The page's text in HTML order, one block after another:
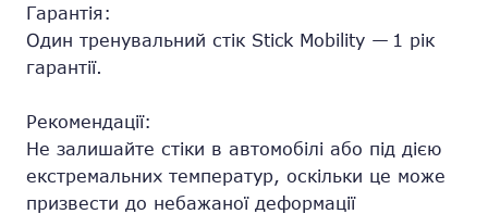
Гарантія:
Один тренувальний стік Stick Mobility — 1 рік
гарантії.
Рекомендації:
Не залишайте стіки в автомобілі або під дією
екстремальних температур, оскільки це може
призвести до небажаної деформації